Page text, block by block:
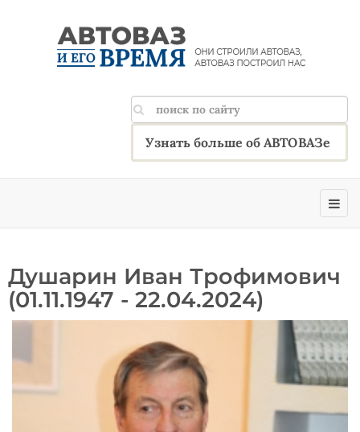
Узнать больше об АВТОВАЗе
Душарин Иван Трофимович
(01.11.1947 - 22.04.2024)